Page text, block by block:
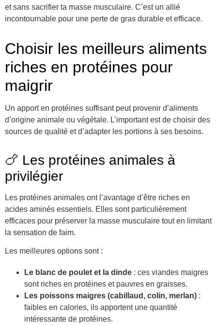
et sans sacrifier ta masse musculaire. C’est un allié
incontournable pour une perte de gras durable et efficace.
Choisir les meilleurs aliments
riches en protéines pour
maigrir
Un apport en protéines suffisant peut provenir d’aliments
d’origine animale ou végétale. L’important est de choisir des
sources de qualité et d’adapter les portions à ses besoins.
🍗 Les protéines animales à
privilégier
Les protéines animales ont l’avantage d’être riches en
acides aminés essentiels. Elles sont particulièrement
efficaces pour préserver la masse musculaire tout en limitant
la sensation de faim.
Les meilleures options sont :
Le blanc de poulet et la dinde : ces viandes maigres
sont riches en protéines et pauvres en graisses.
Les poissons maigres (cabillaud, colin, merlan) :
faibles en calories, ils apportent une quantité
intéressante de protéines.